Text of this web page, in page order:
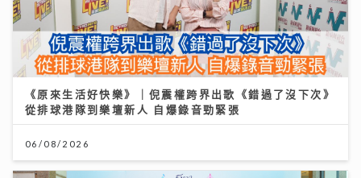
《原來生活好快樂》｜倪震權跨界出歌《錯過了沒下次》
從排球港隊到樂壇新人 自爆錄音勁緊張
06/08/2026